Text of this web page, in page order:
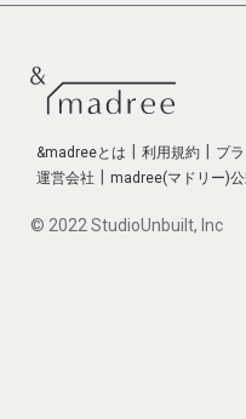
&madreeとは 利用規約 プ
運営会社 madree(マドリー)公
© 2022 StudioUnbuilt, Inc